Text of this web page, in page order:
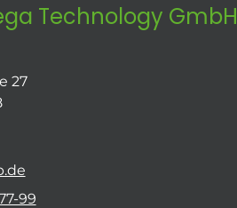
Technology GmbH
27
99